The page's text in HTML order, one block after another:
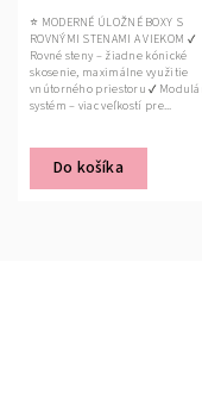
Do košíka
⭐ MODERNÉ ÚLOŽNÉ BOXY S
ROVNÝMI STENAMI A VIEKOM ✔
Rovné steny – žiadne kónické
skosenie, maximálne využitie
vnútorného priestoru ✔
systém – viac veľkostí pre...